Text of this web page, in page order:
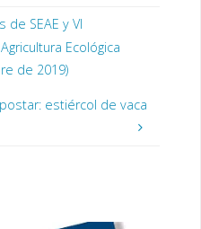
de SEAE y VI
Ecológica
de 2019)
estiércol de vaca